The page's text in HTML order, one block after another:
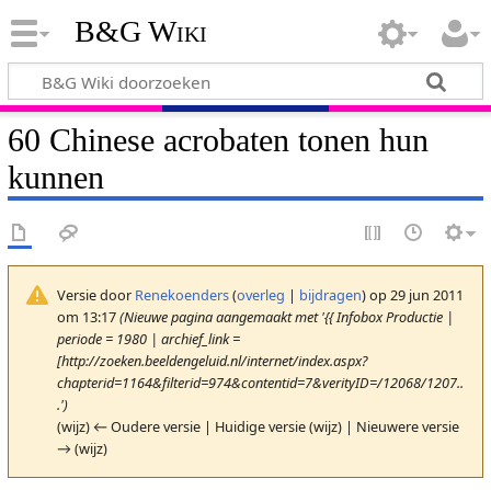
B&G Wiki
60 Chinese acrobaten tonen hun
kunnen
Versie door Renekoenders(overleg | bijdragen)op 29 jun 2011
om 13:17(Nieuwe pagina aangemaakt met '{{ Infobox Productie |
periode = 1980 | archief_link =
[http://zoeken.beeldengeluid.nl/internet/index.aspx?
chapterid=1164&filterid=974&contentid=7&verityID=/12068/1207..
.')
(wijz) ← Oudere versie | Huidige versie (wijz) | Nieuwere versie
→ (wijz)